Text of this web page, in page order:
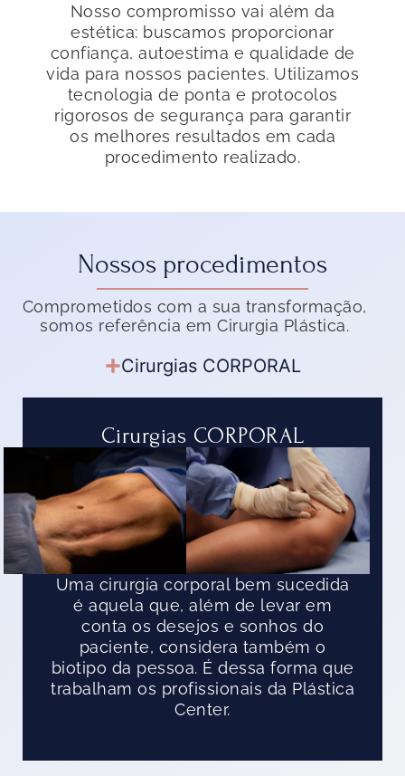
Nosso compromisso vai além da
estética: buscamos proporcionar
confiança, autoestima e qualidade de
vida para nossos pacientes. Utilizamos
tecnologia de ponta e protocolos
rigorosos de segurança para garantir
os melhores resultados em cada
procedimento realizado.
Nossos procedimentos
Comprometidos com a sua transformação,
somos referência em Cirurgia Plástica.
Cirurgias CORPORAL
Cirurgias CORPORAL
Uma cirurgia corporal bem sucedida
é aquela que, além de levar em
conta os desejos e sonhos do
paciente, considera também o
biotipo da pessoa. É dessa forma que
trabalham os profissionais da Plástica
Center.